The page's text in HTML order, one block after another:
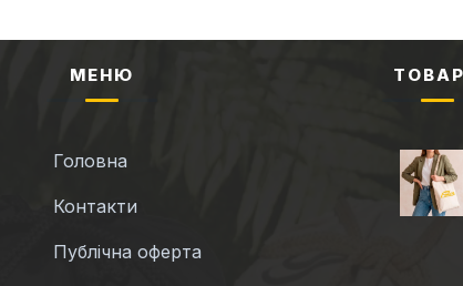
МЕНЮ
Головна
Контакти
Публічна оферта